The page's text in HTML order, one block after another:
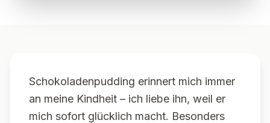
Schokoladenpudding erinnert mich immer
an meine Kindheit – ich liebe ihn, weil er
mich sofort glücklich macht. Besonders